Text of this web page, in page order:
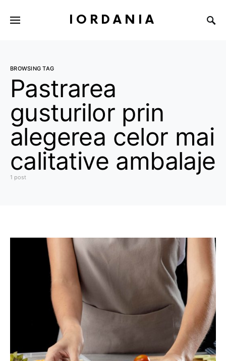
IORDANIA
BROWSING TAG
Pastrarea
gusturilor prin
alegerea celor mai
calitative ambalaje
1 post